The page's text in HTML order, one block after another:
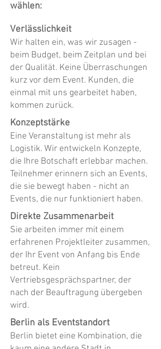
wählen:
Verlässlichkeit
Wir halten ein, was wir zusagen -
beim Budget, beim Zeitplan und bei
der Qualität. Keine Überraschungen
kurz vor dem Event. Kunden, die
einmal mit uns gearbeitet haben,
kommen zurück.
Konzeptstärke
Eine Veranstaltung ist mehr als
Logistik. Wir entwickeln Konzepte,
die Ihre Botschaft erlebbar machen.
Teilnehmer erinnern sich an Events,
die sie bewegt haben - nicht an
Events, die nur funktioniert haben.
Direkte Zusammenarbeit
Sie arbeiten immer mit einem
erfahrenen Projektleiter zusammen,
der Ihr Event von Anfang bis Ende
betreut. Kein
Vertriebsgesprächspartner, der
nach der Beauftragung übergeben
wird.
Berlin als Eventstandort
Berlin bietet eine Kombination, die